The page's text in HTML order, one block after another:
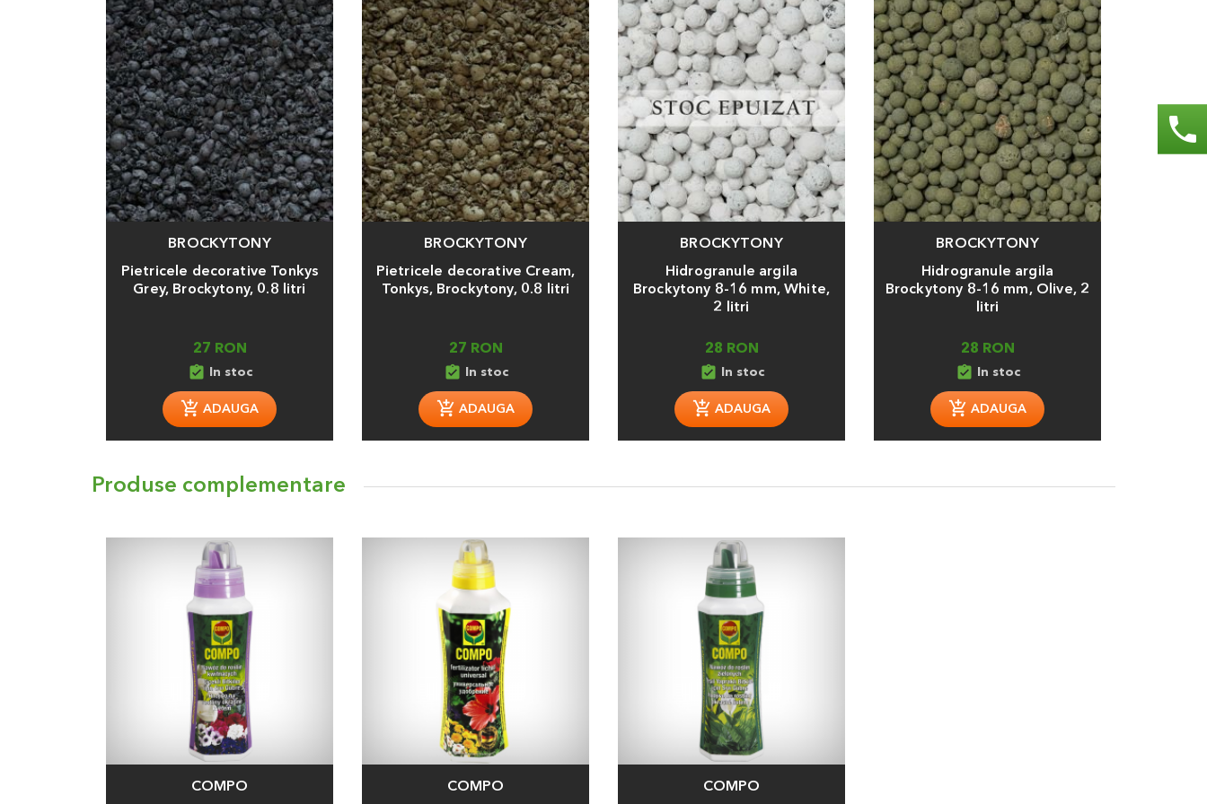
BROCKYTONY
Pietricele decorative Tonkys
Grey, Brockytony, 0.8 litri
27 RON
assignment_turned_in In stoc
ADAUGA
BROCKYTONY
Pietricele decorative Cream,
Tonkys, Brockytony, 0.8 litri
27 RON
assignment_turned_in In stoc
ADAUGA
BROCKYTONY
Hidrogranule argila
Brockytony 8-16 mm, White,
2 litri
28 RON
assignment_turned_in In stoc
ADAUGA
BROCKYTONY
Hidrogranule argila
Brockytony 8-16 mm, Olive, 2
litri
28 RON
assignment_turned_in In stoc
ADAUGA
Produse complementare
COMPO COMPO COMPO
phone